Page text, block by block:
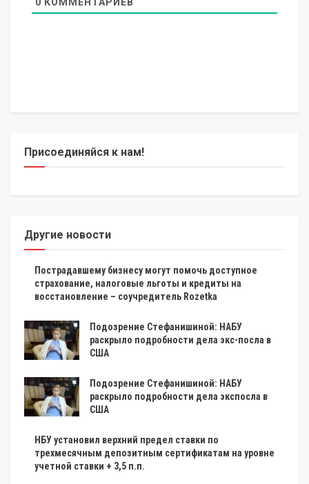
Присоединяйся к нам!
Другие новости
Пострадавшему бизнесу могут помочь доступное
страхование, налоговые льготы и кредиты на
восстановление – соучредитель Rozetka
Подозрение Стефанишиной: НАБУ
раскрыло подробности дела экс-посла в
США
Подозрение Стефанишиной: НАБУ
раскрыло подробности дела экспосла в
США
НБУ установил верхний предел ставки по
трехмесячным депозитным сертификатам на уровне
учетной ставки + 3,5 п.п.